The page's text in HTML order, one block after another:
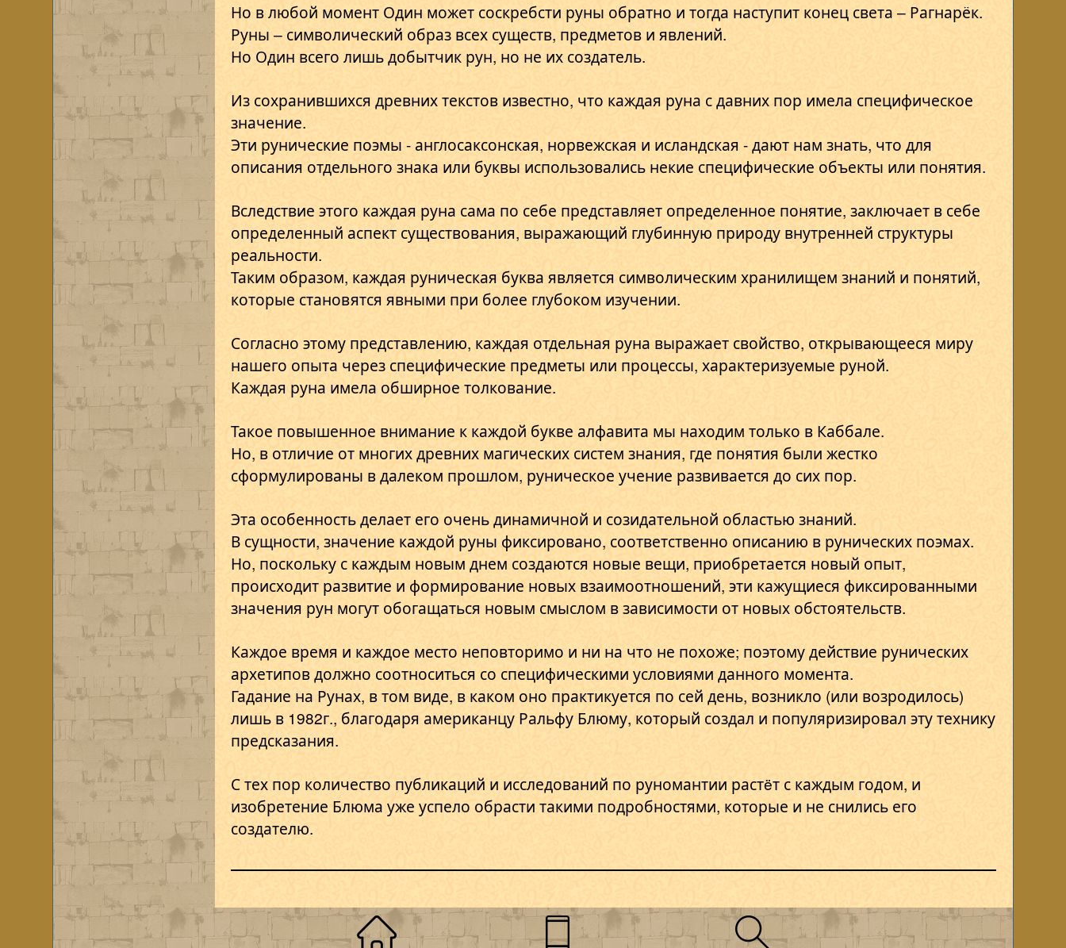
Но в любой момент Один может соскребсти руны обратно и тогда наступит конец света – Рагнарёк.
Руны – символический образ всех существ, предметов и явлений.
Но Один всего лишь добытчик рун, но не их создатель.
Из сохранившихся древних текстов известно, что каждая руна с давних пор имела специфическое
значение.
Эти рунические поэмы - англосаксонская, норвежская и исландская - дают нам знать, что для
описания отдельного знака или буквы использовались некие специфические объекты или понятия.
Вследствие этого каждая руна сама по себе представляет определенное понятие, заключает в себе
определенный аспект существования, выражающий глубинную природу внутренней структуры
реальности.
Таким образом, каждая руническая буква является символическим хранилищем знаний и понятий,
которые становятся явными при более глубоком изучении.
Согласно этому представлению, каждая отдельная руна выражает свойство, открывающееся миру
нашего опыта через специфические предметы или процессы, характеризуемые руной.
Каждая руна имела обширное толкование.
Такое повышенное внимание к каждой букве алфавита мы находим только в Каббале.
Но, в отличие от многих древних магических систем знания, где понятия были жестко
сформулированы в далеком прошлом, руническое учение развивается до сих пор.
Эта особенность делает его очень динамичной и созидательной областью знаний.
В сущности, значение каждой руны фиксировано, соответственно описанию в рунических поэмах.
Но, поскольку с каждым новым днем создаются новые вещи, приобретается новый опыт,
происходит развитие и формирование новых взаимоотношений, эти кажущиеся фиксированными
значения рун могут обогащаться новым смыслом в зависимости от новых обстоятельств.
Каждое время и каждое место неповторимо и ни на что не похоже; поэтому действие рунических
архетипов должно соотноситься со специфическими условиями данного момента.
Гадание на Рунах, в том виде, в каком оно практикуется по сей день, возникло (или возродилось)
лишь в 1982г., благодаря американцу Ральфу Блюму, который создал и популяризировал эту технику
предсказания.
С тех пор количество публикаций и исследований по руномантии растëт с каждым годом, и
изобретение Блюма уже успело обрасти такими подробностями, которые и не снились его
создателю.